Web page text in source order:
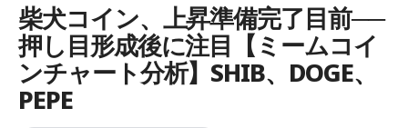
柴犬コイン、上昇準備完了目前──
押し目形成後に注目【ミームコイ
ンチャート分析】SHIB、DOGE、
PEPE